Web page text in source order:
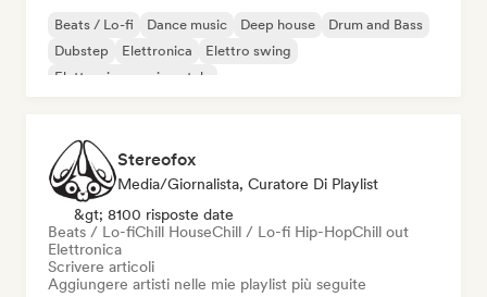
Beats / Lo-fi Dance music Deep house
Drum and Bass
Dubstep
Elettronica
Elettro swing
Elettronica sperimentale
Stereofox
Media/Giornalista, Curatore Di Playlist
&gt; 8100 risposte date
Beats / Lo-fiChill HouseChill / Lo-fi Hip-HopChill out
Elettronica
Scrivere articoli
Aggiungere artisti nelle mie playlist più seguite